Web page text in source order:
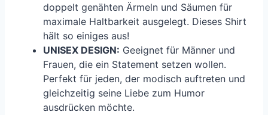
doppelt genähten Ärmeln und Säumen für
maximale Haltbarkeit ausgelegt. Dieses Shirt
hält so einiges aus!
UNISEX DESIGN: Geeignet für Männer und
Frauen, die ein Statement setzen wollen.
Perfekt für jeden, der modisch auftreten und
gleichzeitig seine Liebe zum Humor
ausdrücken möchte.